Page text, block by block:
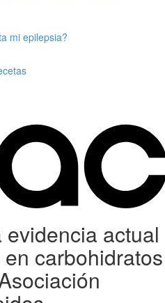
mi epilepsia?
actual
carbohidratos